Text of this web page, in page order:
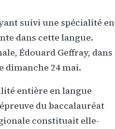
suivi une spécialité en
dans cette langue.
Édouard Geffray, dans
dimanche 24 mai.
entière en langue
du baccalauréat
constituait elle-